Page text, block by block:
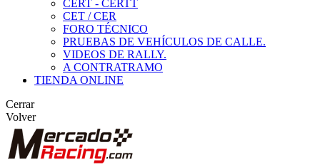
CERT - CERTT
CET / CER
FORO TÉCNICO
PRUEBAS DE VEHÍCULOS DE CALLE.
VIDEOS DE RALLY.
A CONTRATRAMO
TIENDA ONLINE
Cerrar
Volver